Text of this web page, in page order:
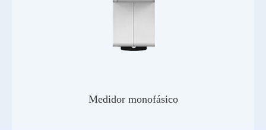
Medidor monofásico